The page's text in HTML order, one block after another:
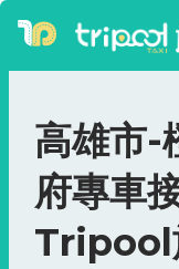
高雄市-
府專車
Tripool